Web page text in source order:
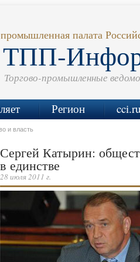
палата
ТПП-
Торгово-промышленные
Регион
и власть
Сергей Катырин:
в единстве
28 июля 2011 г.